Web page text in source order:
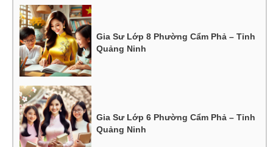
Gia Sư Lớp 8 Phường Cẩm Phả – Tỉnh
Quảng Ninh
Gia Sư Lớp 6 Phường Cẩm Phả – Tỉnh
Quảng Ninh